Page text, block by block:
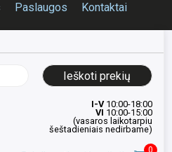
Paslaugos Kontaktai
I-V10:00-18:00
VI 10:00-15:00
(vasaros laikotarpiu
šeštadieniais nedirbame)
0